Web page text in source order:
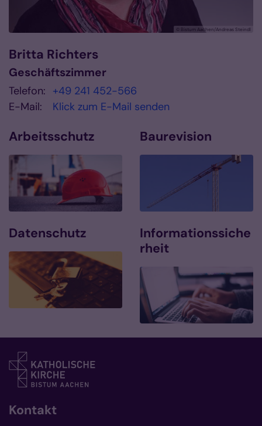
© Bistum Aachen/Andreas Steindl
Britta Richters
Geschäftszimmer
Telefon: +49 241 452-566
E-Mail:
Klick zum E-Mail senden
Arbeitsschutz Baurevision
Datenschutz
Informationssiche
rheit
Kontakt